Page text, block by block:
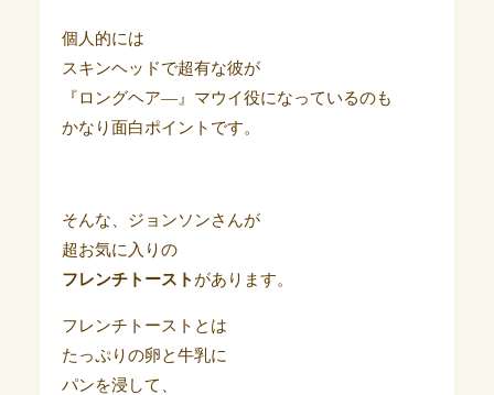
個人的には
スキンヘッドで超有な彼が
『ロングヘア―』マウイ役になっているのも
かなり面白ポイントです。
そんな、ジョンソンさんが
超お気に入りの
フレンチトースト があります。
フレンチトーストとは
たっぷりの卵と牛乳に
パンを浸して、